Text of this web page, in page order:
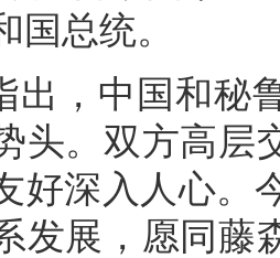
国总统。
出，中国和秘
头。双方高层
好深入人心。
发展，愿同藤